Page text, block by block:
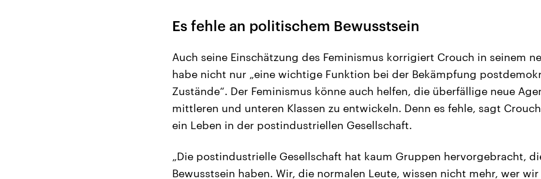
Es fehle an politischem Bewusstsein
Auch seine Einschätzung des Feminismus korrigiert Crouch in seinem
habe nicht nur „eine wichtige Funktion bei der Bekämpfung
Zustände“. Der Feminismus könne auch helfen, die überfällige neue
mittleren und unteren Klassen zu entwickeln. Denn es fehle, sagt
ein Leben in der postindustriellen Gesellschaft.
„Die postindustrielle Gesellschaft hat kaum Gruppen hervorgebracht,
Bewusstsein haben. Wir, die normalen Leute, wissen nicht mehr, wer